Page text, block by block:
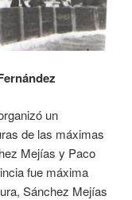
un
de las máximas
Mejías y Paco
fue máxima
Sánchez Mejías